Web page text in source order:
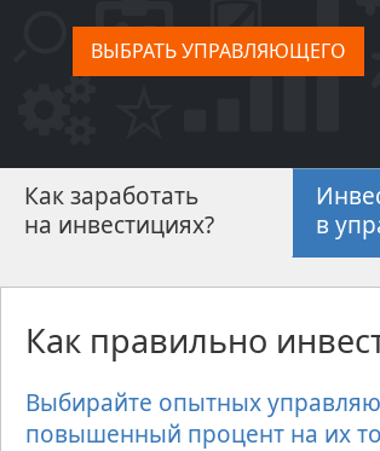
ВЫБРАТЬ УПРАВЛЯЮЩЕГО
Как заработать
на инвестициях?
в
Как правильно
Выбирайте опытных
повышенный процент на их